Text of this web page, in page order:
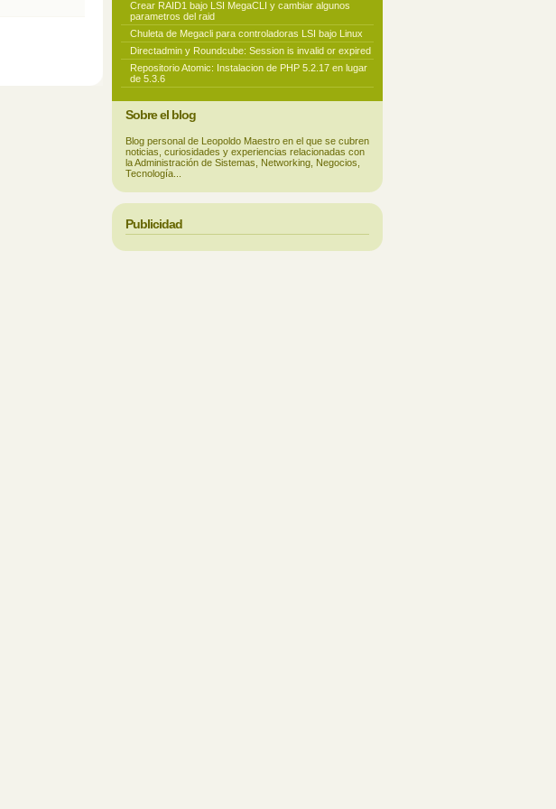
Crear RAID1 bajo LSI MegaCLI y cambiar algunos
parametros del raid
Chuleta de Megacli para controladoras LSI bajo Linux
Directadmin y Roundcube: Session is invalid or expired
Repositorio Atomic: Instalacion de PHP 5.2.17 en lugar
de 5.3.6
Sobre el blog
Blog personal de Leopoldo Maestro en el que se cubren
noticias, curiosidades y experiencias relacionadas con
la Administración de Sistemas, Networking, Negocios,
Tecnología...
Publicidad